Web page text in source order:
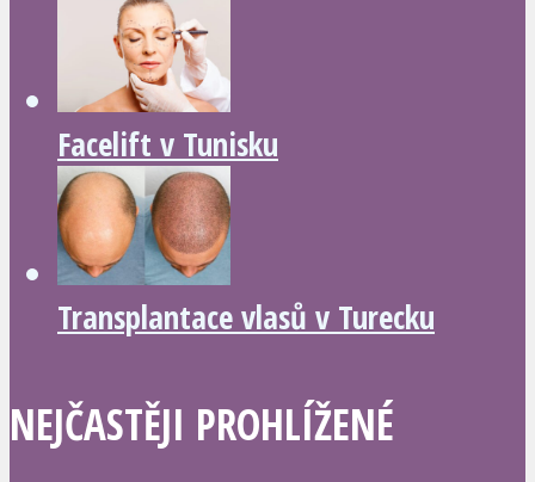
Facelift v Tunisku
Transplantace vlasů v Turecku
NEJČASTĚJI PROHLÍŽENÉ